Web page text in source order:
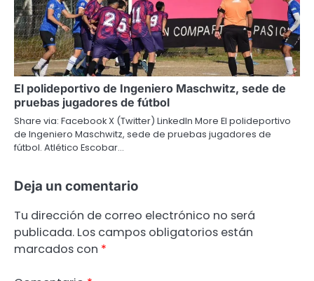
El polideportivo de Ingeniero Maschwitz, sede de
pruebas jugadores de fútbol
Share via: Facebook X (Twitter) LinkedIn More El polideportivo
de Ingeniero Maschwitz, sede de pruebas jugadores de
fútbol. Atlético Escobar…
Deja un comentario
Tu dirección de correo electrónico no será
publicada. Los campos obligatorios están
marcados con *